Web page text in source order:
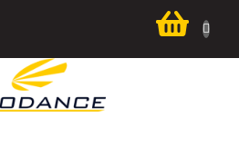
košík